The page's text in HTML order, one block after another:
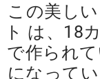
この美し
ト は、18
で作られ
になって